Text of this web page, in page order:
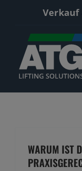
springen
Verkauf
Gebrauchte
WARUM IST